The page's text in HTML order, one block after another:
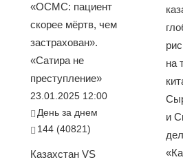
«ОСМС: пациент
скорее мёртв, чем
застрахован».
«Сатира не
преступление»
23.01.2025 12:00
День за днем
144 (40821)
Казахстан VS
на
и